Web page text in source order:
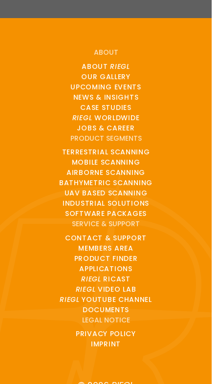
ABOUT
ABOUTRIEGL
OUR GALLERY
UPCOMING EVENTS
NEWS & INSIGHTS
CASE STUDIES
RIEGL WORLDWIDE
JOBS & CAREER
PRODUCT SEGMENTS
TERRESTRIAL SCANNING
MOBILE SCANNING
AIRBORNE SCANNING
BATHYMETRIC SCANNING
UAV BASED SCANNING
INDUSTRIAL SOLUTIONS
SOFTWARE PACKAGES
SERVICE & SUPPORT
CONTACT & SUPPORT
MEMBERS AREA
PRODUCT FINDER
APPLICATIONS
RIEGL RICAST
RIEGL VIDEO LAB
RIEGL YOUTUBE CHANNEL
DOCUMENTS
LEGAL NOTICE
PRIVACY POLICY
IMPRINT